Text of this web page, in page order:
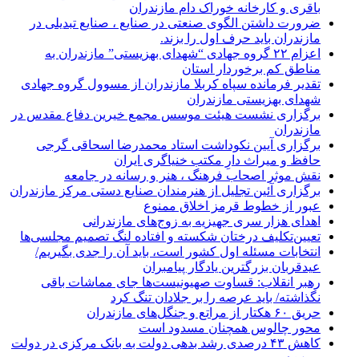
باقری و کارخانه خوراک دام مازندران
ضرورت داشتن الگوی صنعتی در صنایع ، صنایع تبدیلی در
مازندران باید حرف اول را بزند.
اعزام ۲۲ گروه جهادی “شهدای بهزیستی” مازندران به
مناطق کم برخوردار استان
تقدیر فرمانده سپاه کربلا مازندران از مسوول گروه جهادی
شهدای بهزیستی مازندران
برگزاری نشست هیئت موسس مجمع خیرین دفاع مقدس در
مازندران
برگزاری آیین نکوداشت استاد محمدرضا اسحاقی گرجی
حافظ و میراث دارِ مکتب خنیاگری ایران
نقش موثر اصحاب فرهنگ ، هنر و رسانه در جامعه
برگزاری آئین تجلیل از هنرمندان صنایع دستی مرکز مازندران
عبور از خطوط قرمز اخلاق ممنوع
اهدای هزار سری جهیزیه به زوج‌های مازندرانی
تعیین‌تکلیف درختان شکسته و افتاده لنگ تصمیم مجلسی‌ها
انتخابات مسئله اول کشور است، باید آن را جدی بگیریم/
عیدقربان بزرگترین یادگار پیامبران
رهبر انقلاب: قساوت صهیونیست‌ها جای مماشات باقی
نگذاشته/ باید عرصه را بر جلادان تنگ کرد
حریق ۶۰ هکتار از مراتع و جنگل‌های مازندران
محور چالوس همچنان مسدود است
کاهش ۴۳ درصدی رشد بدهی دولت به بانک مرکزی در دولت